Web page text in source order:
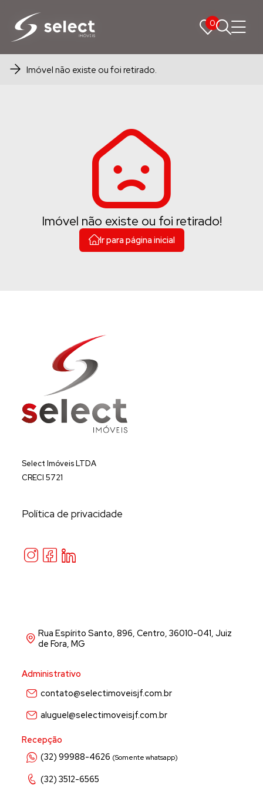
0
0
Imóvel não existe ou foi retirado.
Imóvel não existe ou foi retirado!
Ir para página inicial
Select Imóveis LTDA
CRECI 5721
Política de privacidade
Rua Espírito Santo, 896, Centro, 36010-041, Juiz
de Fora, MG
Administrativo
contato@selectimoveisjf.com.br
aluguel@selectimoveisjf.com.br
Recepção
(32) 99988-4626 (Somente whatsapp)
(32) 3512-6565